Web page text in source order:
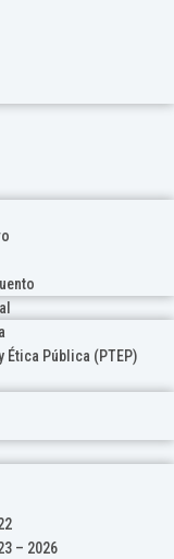
Ética Pública (PTEP)
– 2026